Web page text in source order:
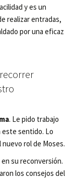
y es un
realizar entradas,
por una eficaz
. Le pido trabajo
este sentido. Lo
rol de Moses.
su reconversión.
los consejos del